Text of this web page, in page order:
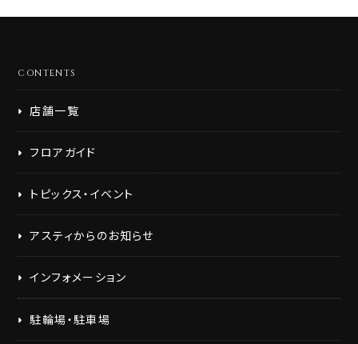
CONTENTS
店舗一覧
フロアガイド
トピックス・イベント
アスティからのお知らせ
インフォメーション
駐輪場・駐車場